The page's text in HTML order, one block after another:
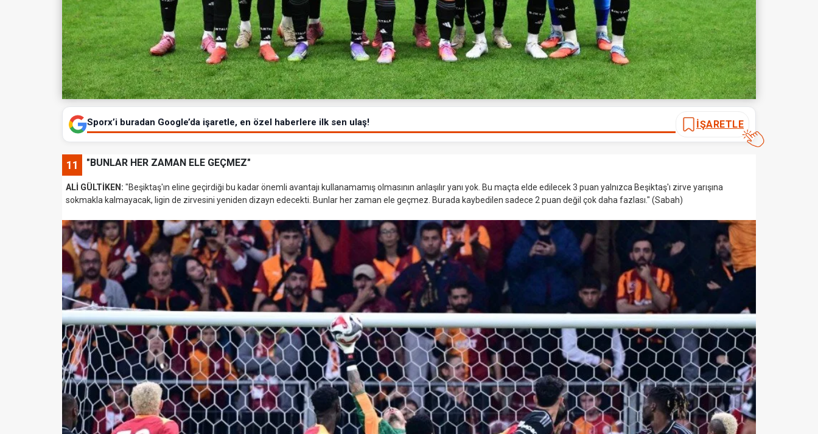
Sporx’i buradan Google’da işaretle, en özel haberlere ilk sen ulaş! İŞARETLE
11 "BUNLAR HER ZAMAN ELE GEÇMEZ"
ALİ GÜLTİKEN: "Beşiktaş'ın eline geçirdiği bu kadar önemli avantajı kullanamamış olmasının anlaşılır yanı yok. Bu maçta elde edilecek 3 puan yalnızca Beşiktaş'ı zirve yarışına
sokmakla kalmayacak, ligin de zirvesini yeniden dizayn edecekti. Bunlar her zaman ele geçmez. Burada kaybedilen sadece 2 puan değil çok daha fazlası." (Sabah)